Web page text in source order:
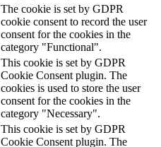
The cookie is set by GDPR
cookie consent to record the user
consent for the cookies in the
category "Functional".
This cookie is set by GDPR
Cookie Consent plugin. The
cookies is used to store the user
consent for the cookies in the
category "Necessary".
This cookie is set by GDPR
Cookie Consent plugin. The